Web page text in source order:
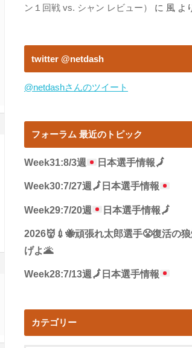
ン１回戦 vs. シャン レビュー）
に 風 よ
twitter @netdash
@netdashさんのツイート
フォーラム 最近のトピック
Week31:8/3週 日本選手情報🗾
Week30:7/27週🗾 日本選手情報
Week29:7/20週 日本選手情報🗾
2026👹💉🐝頑張れ太郎選手😤復活の
げよ🌋
Week28:7/13週 🗾 日本選手情報
カテゴリー